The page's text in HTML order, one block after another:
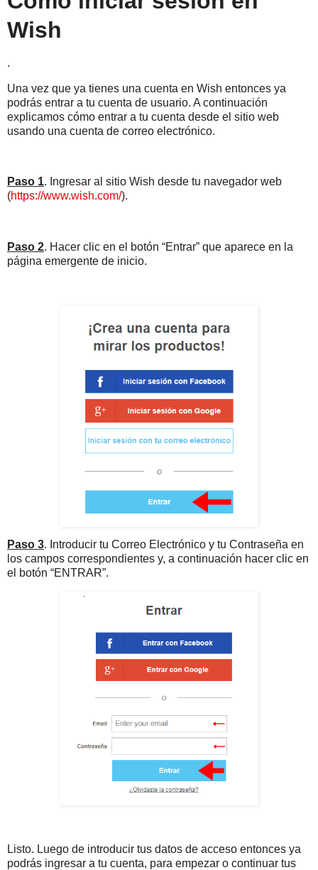
Wish
.
Una vez que ya tienes una cuenta en Wish entonces ya
podrás entrar a tu cuenta de usuario. A continuación
explicamos cómo entrar a tu cuenta desde el sitio web
usando una cuenta de correo electrónico.
Paso 1. Ingresar al sitio Wish desde tu navegador web
(https://www.wish.com/).
Paso 2. Hacer clic en el botón “Entrar” que aparece en la
página emergente de inicio.
Paso 3. Introducir tu Correo Electrónico y tu Contraseña en
los campos correspondientes y, a continuación hacer clic en
el botón “ENTRAR”.
Listo. Luego de introducir tus datos de acceso entonces ya
podrás ingresar a tu cuenta, para empezar o continuar tus